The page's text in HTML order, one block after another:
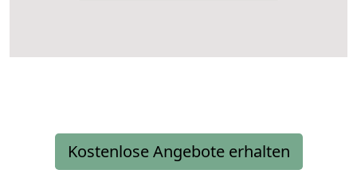
Kostenlose Angebote erhalten